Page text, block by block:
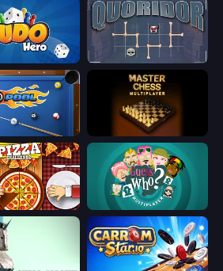
Quoridor Online
Master Chess
Guess Who Online